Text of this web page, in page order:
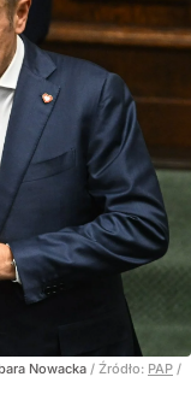
Nowacka / Źródło: PAP /